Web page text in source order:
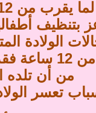
المخاض حيث
من أن تلده
تعسر